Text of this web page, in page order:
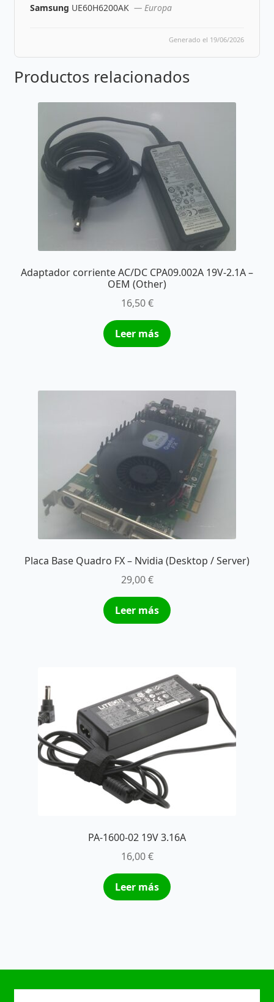
Samsung UE60H6200AK — Europa
Generado el 19/06/2026
Productos relacionados
Adaptador corriente AC/DC CPA09.002A 19V-2.1A –
OEM (Other)
16,50€
Leer más
Placa Base Quadro FX – Nvidia (Desktop / Server)
29,00€
Leer más
PA-1600-02 19V 3.16A
16,00€
Leer más